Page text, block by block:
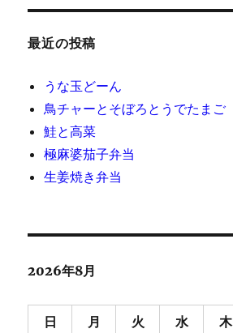
最近の投稿
うな玉どーん
鳥チャーとそぼろとうでたまご
鮭と高菜
極麻婆茄子弁当
生姜焼き弁当
2026年8月
日 月 火 水 木